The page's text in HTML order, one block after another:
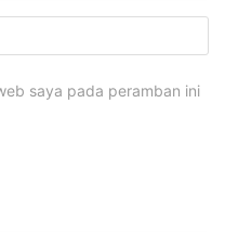
saya pada peramban ini